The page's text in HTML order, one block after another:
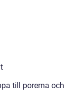
till porerna och